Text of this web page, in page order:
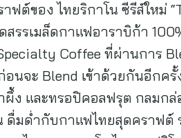
ต์ของ ไทยริกาโน ซีรีส์ใหม่
รรเมล็ดกาแฟอาราบิก้า
Coffee ที่ผ่านการ
อนจะ Blend เข้าด้วยกันอีก
ผึ้ง และทรอปิคอลฟรุต กลมก
ดื่มด่ำกับกาแฟไทยสุดคราฟ